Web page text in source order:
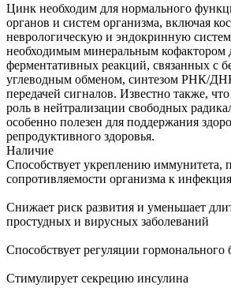
Цинк необходим для нормального
органов и систем организма, включая
неврологическую и эндокринную
необходимым минеральным кофактором
ферментативных реакций, связанных с
углеводным обменом, синтезом РНК/
передачей сигналов. Известно также,
роль в нейтрализации свободных
особенно полезен для поддержания
репродуктивного здоровья.
Наличие
Способствует укреплению
сопротивляемости организма к
Снижает риск развития и уменьшает
простудных и вирусных заболеваний
Способствует регуляции гормонального
Стимулирует секрецию инсулина